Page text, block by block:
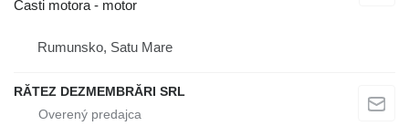
Časti motora - motor
Rumunsko, Satu Mare
RĂTEZ DEZMEMBRĂRI SRL